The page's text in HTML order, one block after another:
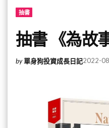
抽書
抽書 《為故
by 單身狗投資成長日記2022-